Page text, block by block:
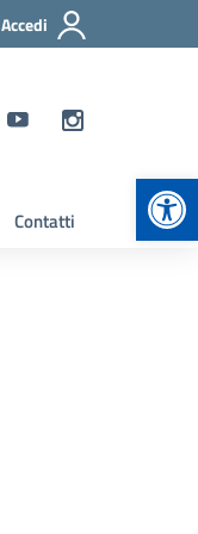
Accedi
Contatti